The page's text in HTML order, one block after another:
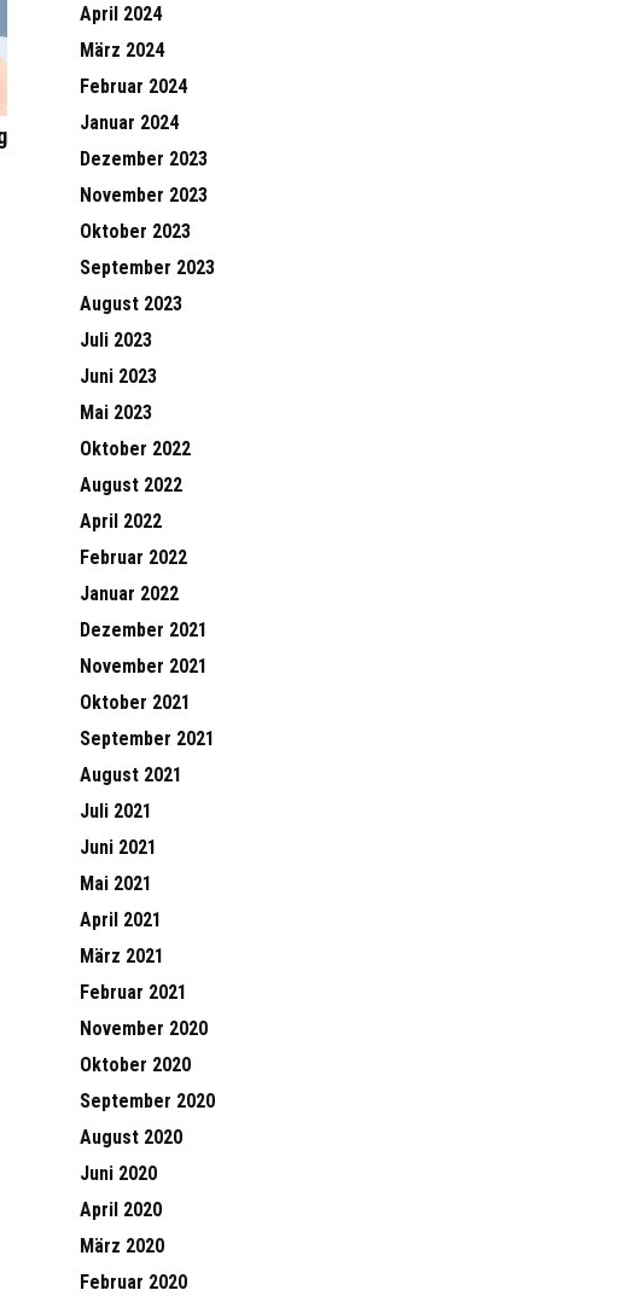
April 2024
März 2024
Februar 2024
Januar 2024
Dezember 2023
November 2023
Oktober 2023
September 2023
August 2023
Juli 2023
Juni 2023
Mai 2023
Oktober 2022
August 2022
April 2022
Februar 2022
Januar 2022
Dezember 2021
November 2021
Oktober 2021
September 2021
August 2021
Juli 2021
Juni 2021
Mai 2021
April 2021
März 2021
Februar 2021
November 2020
Oktober 2020
September 2020
August 2020
Juni 2020
April 2020
März 2020
Februar 2020